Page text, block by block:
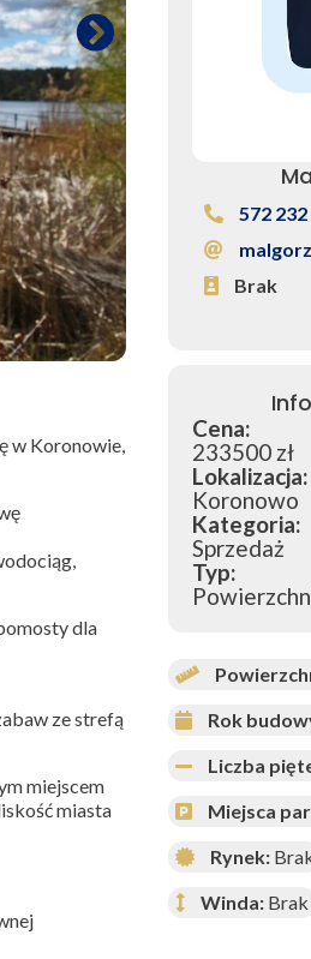
w Koronowie,
dla
ze strefą
miejscem
miasta
572 232
Brak
Cena:
233500 zł
Lokalizacja:
Koronowo
Kategoria:
Sprzedaż
Typ:
Rok
Liczba
Miejsca
Rynek:
Winda: Brak